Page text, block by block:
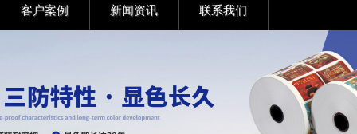
客户案例 新闻资讯 联系我们